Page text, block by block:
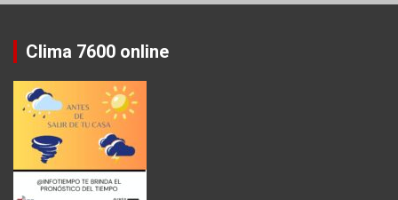
Clima 7600 online